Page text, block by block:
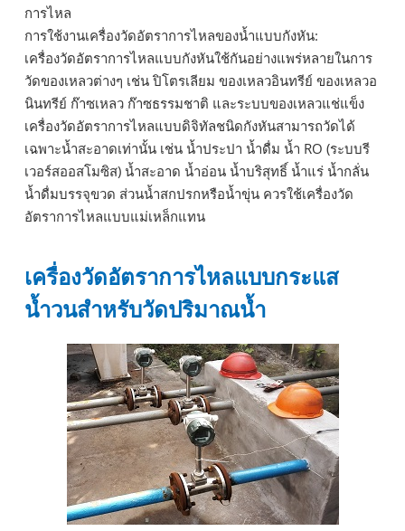
การไหล
การใช้งานเครื่องวัดอัตราการไหลของน้ำแบบกังหัน:
เครื่องวัดอัตราการไหลแบบกังหันใช้กันอย่างแพร่หลายในการ
วัดของเหลวต่างๆ เช่น ปิโตรเลียม ของเหลวอินทรีย์ ของเหลวอ
นินทรีย์ ก๊าซเหลว ก๊าซธรรมชาติ และระบบของเหลวแช่แข็ง
เครื่องวัดอัตราการไหลแบบดิจิทัลชนิดกังหันสามารถวัดได้
เฉพาะน้ำสะอาดเท่านั้น เช่น น้ำประปา น้ำดื่ม น้ำ RO (ระบบรี
เวอร์สออสโมซิส) น้ำสะอาด น้ำอ่อน น้ำบริสุทธิ์ น้ำแร่ น้ำกลั่น
น้ำดื่มบรรจุขวด ส่วนน้ำสกปรกหรือน้ำขุ่น ควรใช้เครื่องวัด
อัตราการไหลแบบแม่เหล็กแทน
เครื่องวัดอัตราการไหลแบบกระแส
น้ำวนสำหรับวัดปริมาณน้ำ